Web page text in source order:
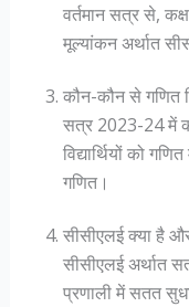
वर्तमान सत्र से,
मूल्यांकन अर्थात
कौन-कौन से गणित
सत्र 2023-24 में
विद्यार्थियों को
गणित।
सीसीएलई क्या है और
सीसीएलई अर्थात
प्रणाली में सतत